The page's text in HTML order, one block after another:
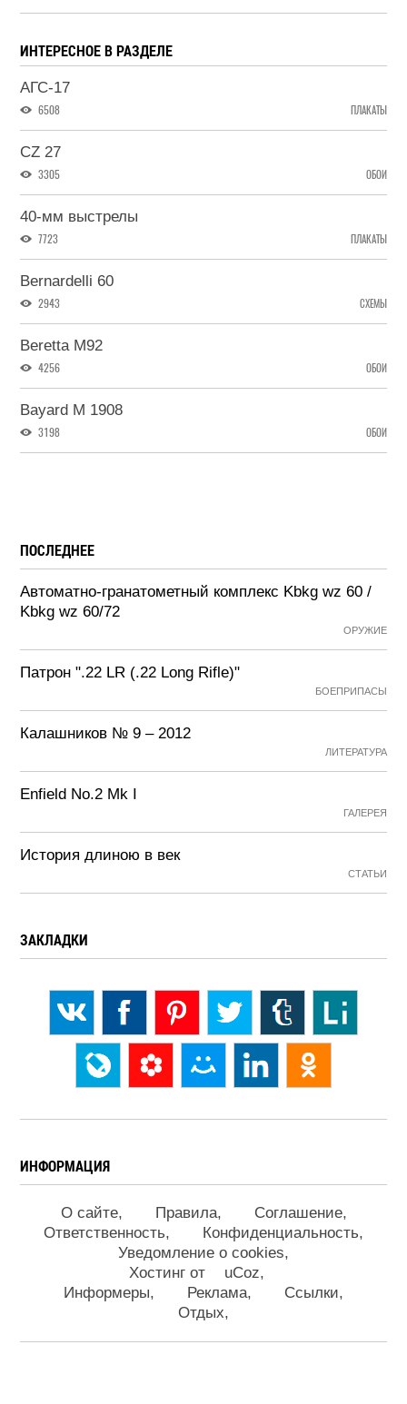
ИНТЕРЕСНОЕ В РАЗДЕЛЕ
АГС-17
6508 ПЛАКАТЫ
CZ 27
3305 ОБОИ
40-мм выстрелы
7723 ПЛАКАТЫ
Bernardelli 60
2943 СХЕМЫ
Beretta M92
4256 ОБОИ
Bayard M 1908
3198 ОБОИ
ПОСЛЕДНЕЕ
Автоматно-гранатометный комплекс Kbkg wz 60 /
Kbkg wz 60/72
ОРУЖИЕ
Патрон ".22 LR (.22 Long Rifle)"
БОЕПРИПАСЫ
Калашников № 9 – 2012
ЛИТЕРАТУРА
Enfield No.2 Mk I
ГАЛЕРЕЯ
История длиною в век
СТАТЬИ
ЗАКЛАДКИ
ИНФОРМАЦИЯ
О сайте Правила
Соглашение
Ответственность
Конфиденциальность
Уведомление о cookies
Хостинг от
uCoz
Информеры
Реклама
Ссылки
Отдых